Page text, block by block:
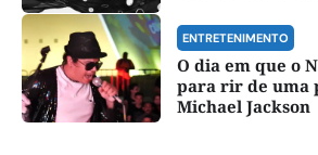
ENTRETENIMENTO
O dia em que o
para rir de uma
Michael Jackson